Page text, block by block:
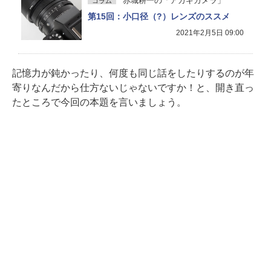
第15回：小口径（?）レンズのススメ
2021年2月5日 09:00
記憶力が鈍かったり、何度も同じ話をしたりするのが年
寄りなんだから仕方ないじゃないですか！と、開き直っ
たところで今回の本題を言いましょう。